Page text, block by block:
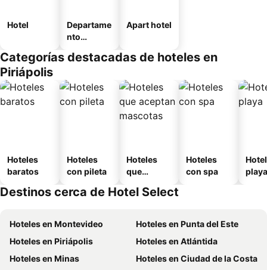
Hotel
Departame
nto
Apart hotel
Categorías destacadas de hoteles en
Piriápolis
Hoteles
baratos
Hoteles
con pileta
Hoteles
que
mascotas
Hoteles
con spa
playa
Destinos cerca de Hotel Select
Hoteles en Montevideo
Hoteles en Punta del Este
Hoteles en Piriápolis
Hoteles en Atlántida
Hoteles en Minas
Hoteles en Ciudad de la Costa